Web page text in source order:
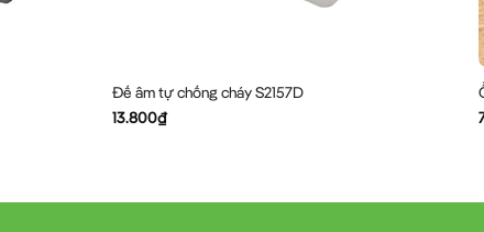
Đế âm tự chống cháy S2157D
13.800₫